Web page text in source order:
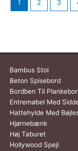
1 2 3
Bambus Stol
Beton Spisebord
Bordben Til
Entremøbel Med
Hattehylde Med
Hjørnebænk
Høj Taburet
Hollywood Spejl